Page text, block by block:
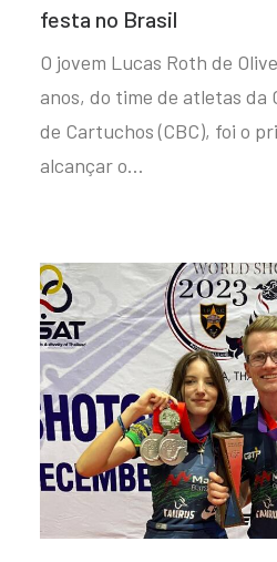
festa no Brasil
O jovem Lucas Roth de
anos, do time de atletas da
de Cartuchos (CBC), foi o
alcançar o…